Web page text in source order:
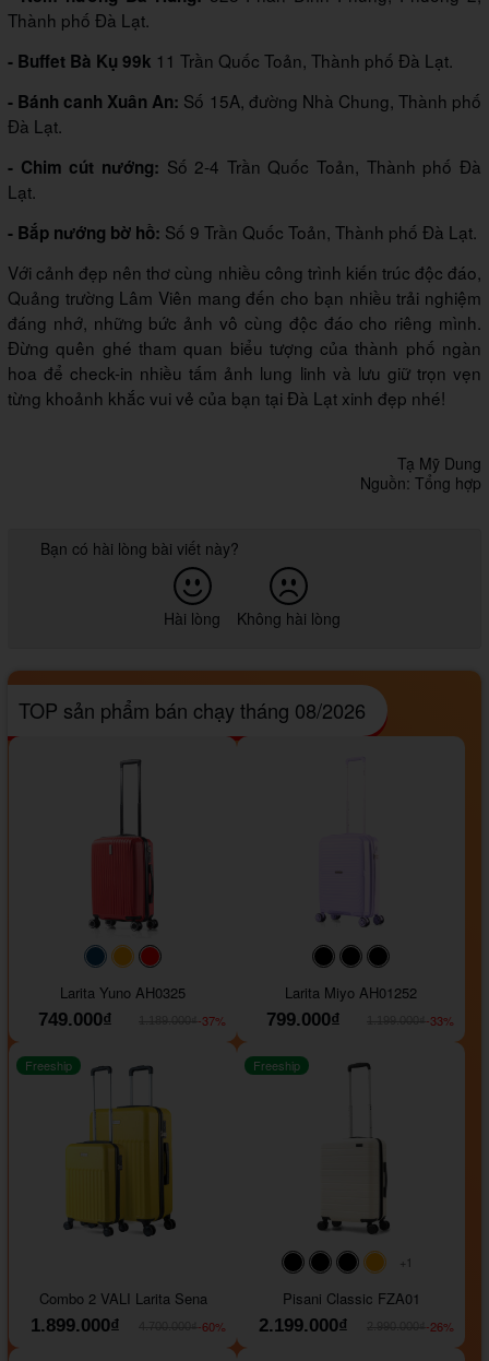
Thành phố Đà Lạt.
- Buffet Bà Kụ 99k 11 Trần Quốc Toản, Thành phố Đà Lạt.
- Bánh canh Xuân An: Số 15A, đường Nhà Chung, Thành phố
Đà Lạt.
- Chim cút nướng: Số 2-4 Trần Quốc Toản, Thành phố Đà
Lạt.
- Bắp nướng bờ hồ: Số 9 Trần Quốc Toản, Thành phố Đà Lạt.
Với cảnh đẹp nên thơ cùng nhiều công trình kiến trúc độc đáo,
Quảng trường Lâm Viên mang đến cho bạn nhiều trải nghiệm
đáng nhớ, những bức ảnh vô cùng độc đáo cho riêng mình.
Đừng quên ghé tham quan biểu tượng của thành phố ngàn
hoa để check-in nhiều tấm ảnh lung linh và lưu giữ trọn vẹn
từng khoảnh khắc vui vẻ của bạn tại Đà Lạt xinh đẹp nhé!
Tạ Mỹ Dung
Nguồn: Tổng hợp
Bạn có hài lòng bài viết này?
Hài lòng Không hài lòng
TOP sản phẩm bán chạy tháng 08/2026
#093f69#ffa500
Larita Yuno AH0325
749.000₫
-37%
#000000#000000
Larita Miyo AH01252
799.000₫
-33%
Freeship
Combo 2 VALI Larita Sena
1.899.000₫
-60%
#000000#000000
#000000
#ffa500
+1
Freeship
Pisani Classic FZA01
2.199.000₫
-26%